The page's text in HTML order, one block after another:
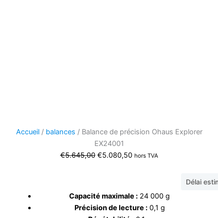
Accueil/ balances / Balance de précision Ohaus Explorer
EX24001
€5.645,00 Le
€5.645,00.
€5.080,50Le
€5.080,50.
hors TVA
Délai
Capacité maximale : 24 000 g
Précision de lecture :0,1 g